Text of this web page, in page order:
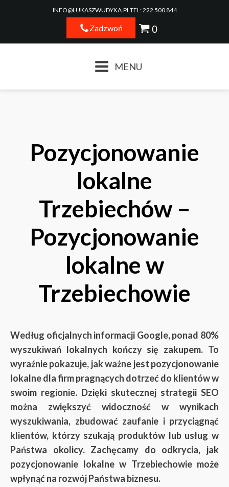
INFO@LUKASZWUDYKA.PLTEL: 222 500 844
Zadzwoń
MENU
Pozycjonowanie
lokalne
Trzebiechów –
Pozycjonowanie
lokalne w
Trzebiechowie
Według oficjalnych informacji Google, ponad 80%
wyszukiwań lokalnych kończy się zakupem. To
wyraźnie pokazuje, jak ważne jest pozycjonowanie
lokalne dla firm pragnących dotrzeć do klientów w
swoim regionie. Dzięki skutecznej strategii SEO
można zwiększyć widoczność w wynikach
wyszukiwania, zbudować zaufanie i przyciągnąć
klientów, którzy szukają produktów lub usług w
Państwa okolicy. Zachęcamy do odkrycia, jak
pozycjonowanie lokalne w Trzebiechowie może
wpłynąć na rozwój Państwa biznesu.